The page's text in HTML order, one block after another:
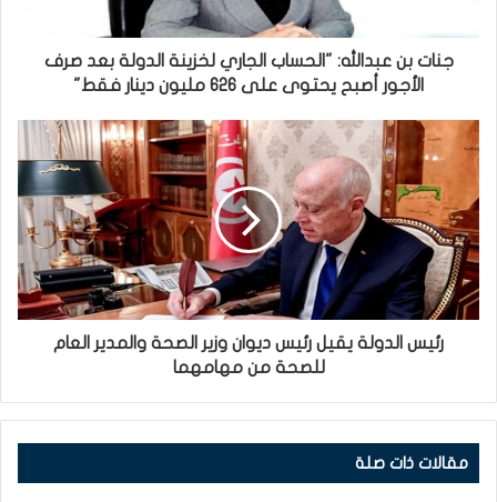
جنات بن عبدالله: "الحساب الجاري لخزينة الدولة بعد صرف
الأجور أصبح يحتوى على 626 مليون دينار فقط"
رئيس الدولة يقيل رئيس ديوان وزير الصحة والمدير العام
للصحة من مهامهما
مقالات ذات صلة